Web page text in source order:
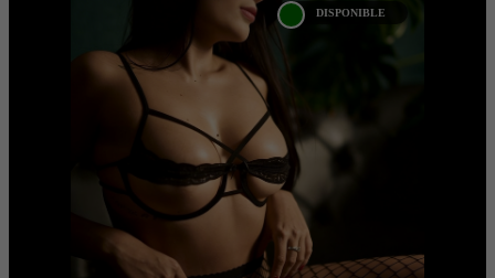
DISPONIBLE
PAULI VILLEGAS
Próximamente.... Algunas de nuestras
modelos aún no tienen imágenes
disponibles en la web porque están
completando su sesión ...